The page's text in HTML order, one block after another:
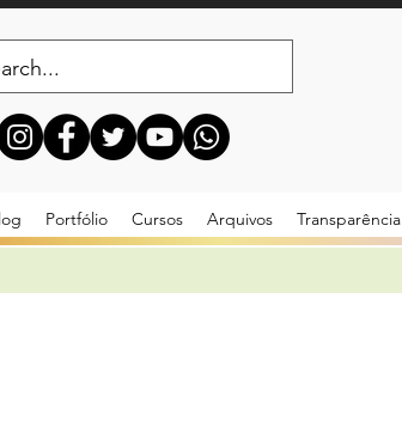
Portfólio Cursos Arquivos Transparência